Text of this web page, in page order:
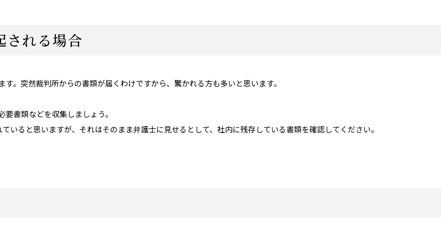
される場合
。突然裁判所からの書類が届くわけですから、驚かれる方も多いと思います。
書類などを収集しましょう。
いると思いますが、それはそのまま弁護士に見せるとして、社内に残存している書類を確認してください。